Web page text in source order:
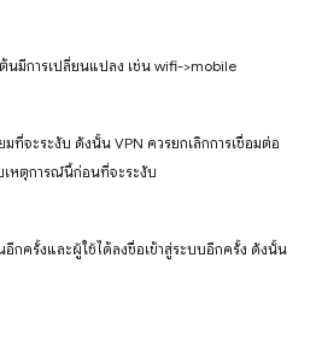
ต้นมีการเปลี่ยนแปลง เช่น wifi->mobile
ที่จะระงับ ดังนั้น VPN ควรยกเลิกการเชื่อมต่อ
เหตุการณ์นี้ก่อนที่จะระงับ
กครั้งและผู้ใช้ได้ลงชื่อเข้าสู่ระบบอีกครั้ง ดังนั้น